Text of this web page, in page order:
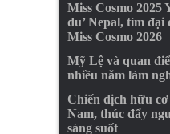
Miss Cosmo 2025
du’ Nepal, tìm
Miss Cosmo 2026
Mỹ Lệ và quan
nhiều năm làm
Chiến dịch hữu
Nam, thúc đẩy
sáng suốt